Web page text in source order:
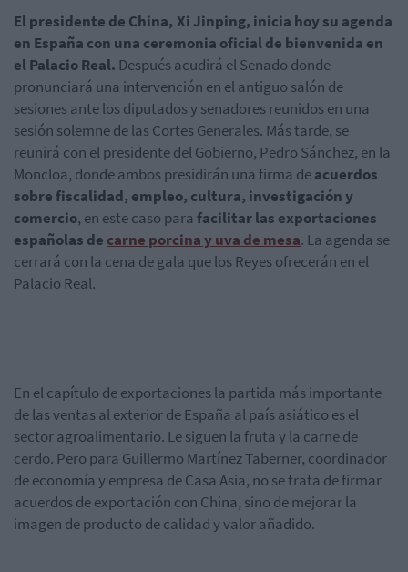
El presidente de China, Xi Jinping, inicia hoy su agenda
en España con una ceremonia oficial de bienvenida en
el Palacio Real. Después acudirá el Senado donde
pronunciará una intervención en el antiguo salón de
sesiones ante los diputados y senadores reunidos en una
sesión solemne de las Cortes Generales. Más tarde, se
reunirá con el presidente del Gobierno, Pedro Sánchez, en la
Moncloa, donde ambos presidirán una firma deacuerdos
sobre fiscalidad, empleo, cultura, investigación y
comercio, en este caso para facilitar las exportaciones
españolas de carne porcina y uva de mesa. La agenda se
cerrará con la cena de gala que los Reyes ofrecerán en el
Palacio Real.
En el capítulo de exportaciones la partida más importante
de las ventas al exterior de España al país asiático es el
sector agroalimentario. Le siguen la fruta y la carne de
cerdo. Pero para Guillermo Martínez Taberner, coordinador
de economía y empresa de Casa Asia, no se trata de firmar
acuerdos de exportación con China, sino de mejorar la
imagen de producto de calidad y valor añadido.